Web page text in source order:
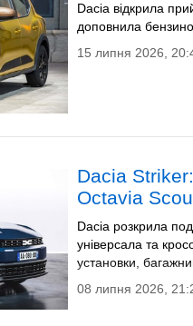
Dacia відкрила
доповнила
15 липня 2026,
Dacia
Octavia
Dacia розкрила
універсала та
установки,
08 липня 2026,